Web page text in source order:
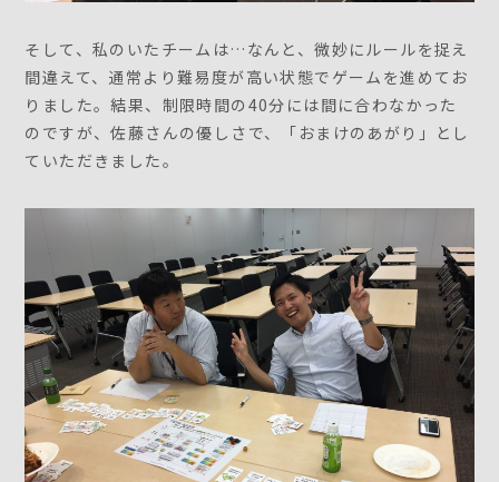
そして、私のいたチームは…なんと、微妙にルールを捉え
間違えて、通常より難易度が高い状態でゲームを進めてお
りました。結果、制限時間の40分には間に合わなかった
のですが、佐藤さんの優しさで、「おまけのあがり」とし
ていただきました。